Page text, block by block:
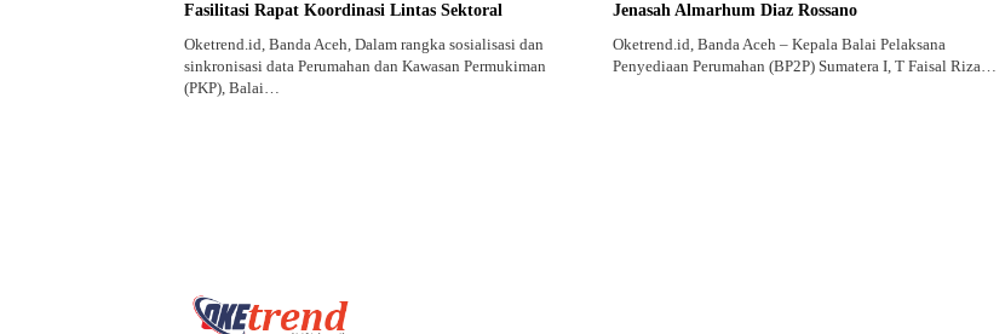
Fasilitasi Rapat Koordinasi Lintas Sektoral
Oketrend.id, Banda Aceh, Dalam rangka sosialisasi dan
sinkronisasi data Perumahan dan Kawasan Permukiman
(PKP), Balai…
Jenasah Almarhum Diaz Rossano
Oketrend.id, Banda Aceh – Kepala Balai Pelaksana
Penyediaan Perumahan (BP2P) Sumatera I, T Faisal Riza…